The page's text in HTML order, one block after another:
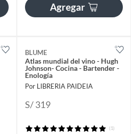
Agregar
BLUME
Atlas mundial del vino - Hugh
Johnson- Cocina - Bartender -
Enología
Por LIBRERIA PAIDEIA
S/ 319
(1)